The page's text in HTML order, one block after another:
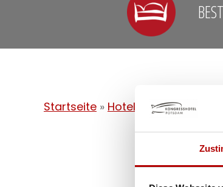
Startseite» Hotel Barrierearme